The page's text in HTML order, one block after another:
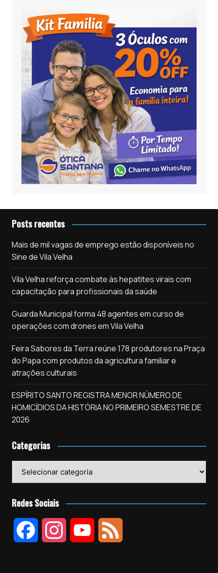
Posts recentes
Mais de mil vagas de emprego estão disponíveis no
Sine de Vila Velha
Vila Velha reforça combate às hepatites virais com
capacitação para profissionais da saúde
Guarda Municipal forma 48 agentes em curso de
operações com drones em Vila Velha
Feira Sabores da Terra reúne 178 produtores na Praça
do Papa com produtos da agricultura familiar e
atrações culturais
ESPÍRITO SANTO REGISTRA MENOR NÚMERO DE
HOMICÍDIOS DA HISTÓRIA NO PRIMEIRO SEMESTRE DE
2026
Categorias
Redes Sociais